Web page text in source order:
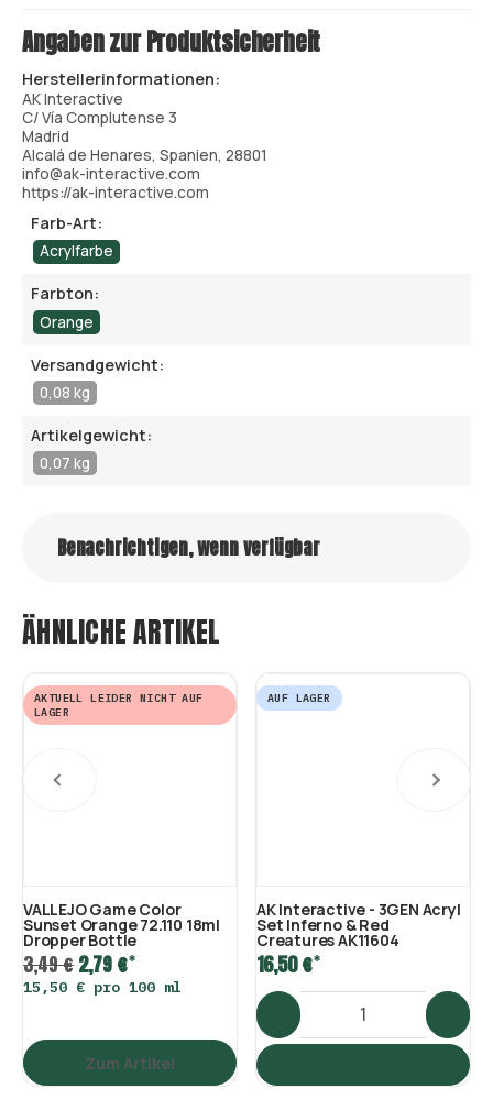
Angaben zur Produktsicherheit
Herstellerinformationen:
AK Interactive
C/ Vía Complutense 3
Madrid
Alcalá de Henares, Spanien, 28801
info@ak-interactive.com
https://ak-interactive.com
Farb-Art:
Acrylfarbe
Farbton:
Orange
Versandgewicht:
0,08 kg
Artikelgewicht:
0,07 kg
Benachrichtigen, wenn verfügbar
ÄHNLICHE ARTIKEL
AKTUELL LEIDER NICHT AUF
LAGER
VALLEJO Game Color
Sunset Orange 72.110 18ml
Dropper Bottle
3,49 €2,79 €*
15,50 € pro 100 ml
Zum Artikel
AUF LAGER
AK Interactive - 3GEN Acryl
Set Inferno & Red
Creatures AK11604
16,50 €*